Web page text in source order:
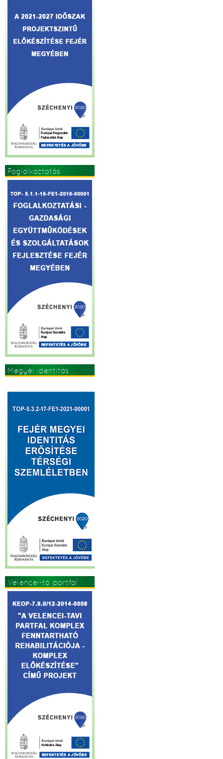
Foglalkoztatás
Megyei identitás
Velencei-tó partfal